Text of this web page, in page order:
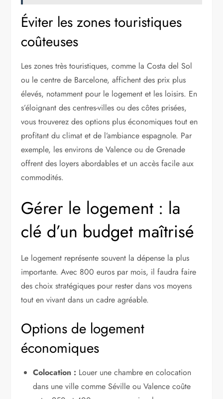
Éviter les zones touristiques
coûteuses
Les zones très touristiques, comme la Costa del Sol
ou le centre de Barcelone, affichent des prix plus
élevés, notamment pour le logement et les loisirs. En
s’éloignant des centres-villes ou des côtes prisées,
vous trouverez des options plus économiques tout en
profitant du climat et de l’ambiance espagnole. Par
exemple, les environs de Valence ou de Grenade
offrent des loyers abordables et un accès facile aux
commodités.
Gérer le logement : la
clé d’un budget maîtrisé
Le logement représente souvent la dépense la plus
importante. Avec 800 euros par mois, il faudra faire
des choix stratégiques pour rester dans vos moyens
tout en vivant dans un cadre agréable.
Options de logement
économiques
Colocation : Louer une chambre en colocation
dans une ville comme Séville ou Valence coûte